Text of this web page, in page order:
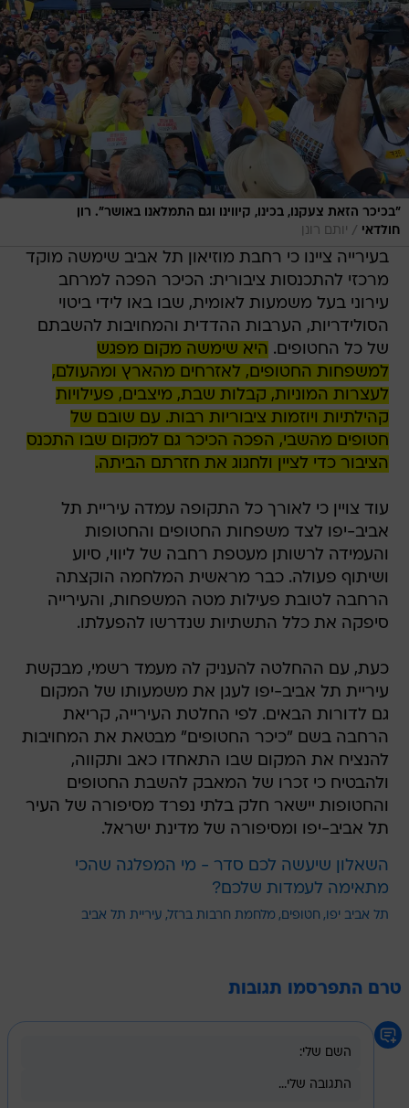
"בכיכר הזאת צעקנו, בכינו, קיווינו וגם התמלאנו באושר". רון
חולדאי / יותם רונן
בעירייה ציינו כי רחבת מוזיאון תל אביב שימשה מוקד
מרכזי להתכנסות ציבורית: הכיכר הפכה למרחב
עירוני בעל משמעות לאומית, שבו באו לידי ביטוי
הסולידריות, הערבות ההדדית והמחויבות להשבתם
של כל החטופים. היא שימשה מקום מפגש
למשפחות החטופים, לאזרחים מהארץ ומהעולם,
לעצרות המוניות, קבלות שבת, מיצבים, פעילויות
קהילתיות ויוזמות ציבוריות רבות. עם שובם של
חטופים מהשבי, הפכה הכיכר גם למקום שבו התכנס
הציבור כדי לציין ולחגוג את חזרתם הביתה.
עוד צויין כי לאורך כל התקופה עמדה עיריית תל
אביב-יפו לצד משפחות החטופים והחטופות
והעמידה לרשותן מעטפת רחבה של ליווי, סיוע
ושיתוף פעולה. כבר מראשית המלחמה הוקצתה
הרחבה לטובת פעילות מטה המשפחות, והעירייה
סיפקה את כלל התשתיות שנדרשו להפעלתו.
כעת, עם ההחלטה להעניק לה מעמד רשמי, מבקשת
עיריית תל אביב-יפו לעגן את משמעותו של המקום
גם לדורות הבאים. לפי החלטת העירייה, קריאת
הרחבה בשם "כיכר החטופים" מבטאת את המחויבות
להנציח את המקום שבו התאחדו כאב ותקווה,
ולהבטיח כי זכרו של המאבק להשבת החטופים
והחטופות יישאר חלק בלתי נפרד מסיפורה של העיר
תל אביב-יפו ומסיפורה של מדינת ישראל.
השאלון שיעשה לכם סדר - מי המפלגה שהכי
מתאימה לעמדות שלכם?
תל אביב יפו חטופים מלחמת חרבות ברזל עיריית תל אביב
טרם התפרסמו תגובות